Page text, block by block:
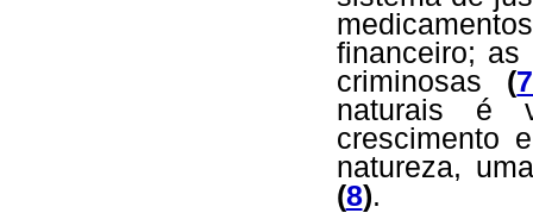
financeiro; as
criminosas (7
naturais é
crescimento
natureza,
(8).